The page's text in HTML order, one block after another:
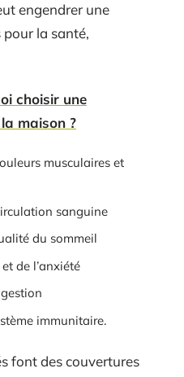
engendrer une
la santé,
choisir une
maison ?
musculaires et
sanguine
du sommeil
de l’anxiété
immunitaire.
font des couvertures